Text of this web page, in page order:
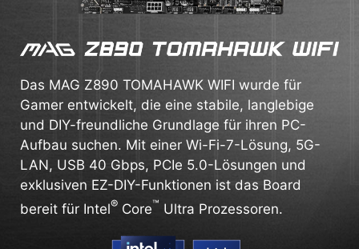
Das MAG Z890 TOMAHAWK WIFI wurde für
Gamer entwickelt, die eine stabile, langlebige
und DIY-freundliche Grundlage für ihren PC-
Aufbau suchen. Mit einer Wi-Fi-7-Lösung, 5G-
LAN, USB 40 Gbps, PCIe 5.0-Lösungen und
exklusiven EZ-DIY-Funktionen ist das Board
bereit für Intel® Core™ Ultra Prozessoren.